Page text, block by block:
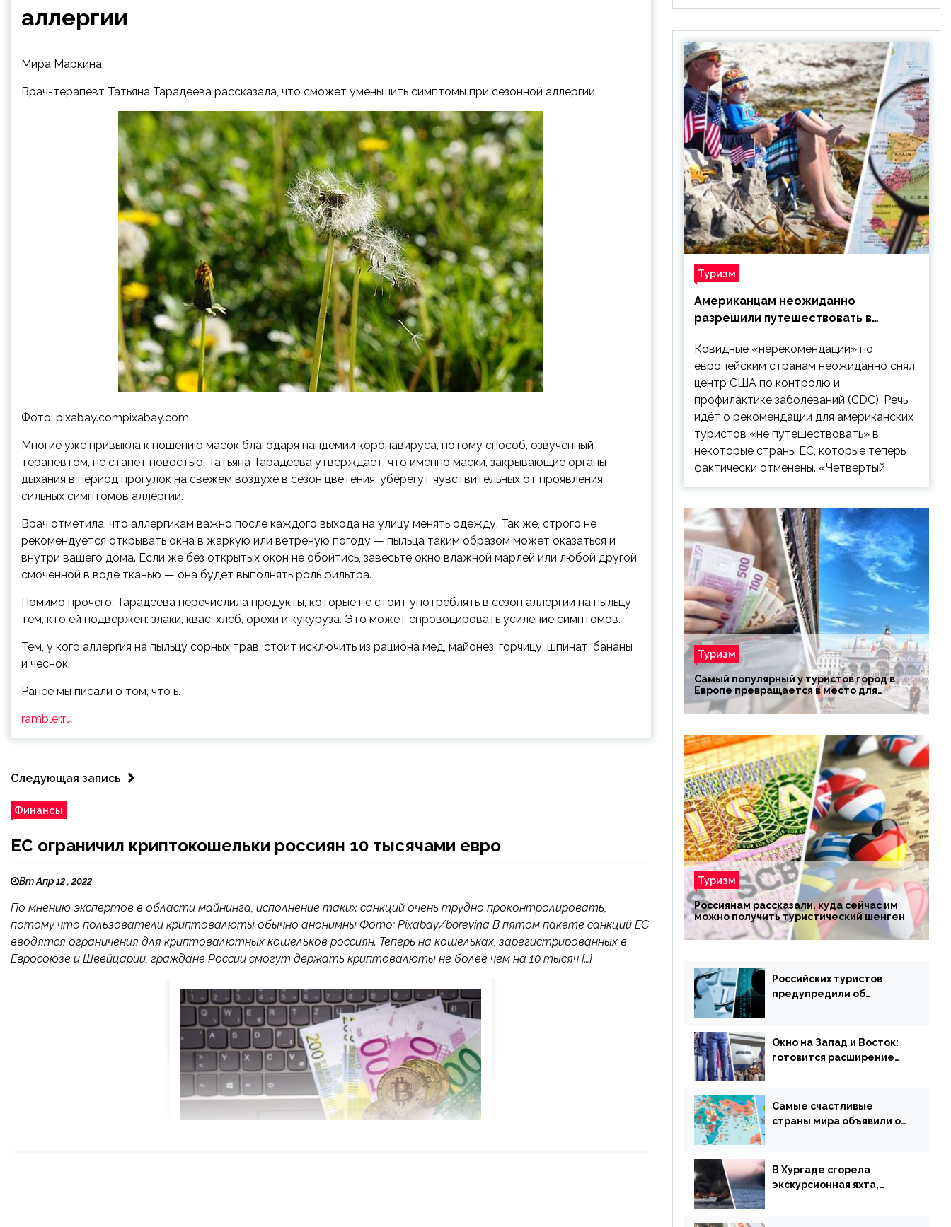
аллергии
Мира Маркина
Врач-терапевт Татьяна Тарадеева рассказала, что сможет уменьшить симптомы при сезонной аллергии.
Фото: pixabay.compixabay.com
Многие уже привыкла к ношению масок благодаря пандемии коронавируса, потому способ, озвученный
терапевтом, не станет новостью. Татьяна Тарадеева утверждает, что именно маски, закрывающие органы
дыхания в период прогулок на свежем воздухе в сезон цветения, уберегут чувствительных от проявления
сильных симптомов аллергии.
Врач отметила, что аллергикам важно после каждого выхода на улицу менять одежду. Так же, строго не
рекомендуется открывать окна в жаркую или ветреную погоду — пыльца таким образом может оказаться и
внутри вашего дома. Если же без открытых окон не обойтись, завесьте окно влажной марлей или любой другой
смоченной в воде тканью — она будет выполнять роль фильтра.
Помимо прочего, Тарадеева перечислила продукты, которые не стоит употреблять в сезон аллергии на пыльцу
тем, кто ей подвержен: злаки, квас, хлеб, орехи и кукуруза. Это может спровоцировать усиление симптомов.
Тем, у кого аллергия на пыльцу сорных трав, стоит исключить из рациона мед, майонез, горчицу, шпинат, бананы
и чеснок.
Ранее мы писали о том, что ь.
rambler.ru
Следующая запись
Финансы
ЕС ограничил криптокошельки россиян 10 тысячами евро
Вт Апр 12 , 2022
По мнению экспертов в области майнинга, исполнение таких санкций очень трудно проконтролировать,
потому что пользователи криптовалюты обычно анонимны Фото: Pixabay/borevina В пятом пакете санкций ЕС
вводятся ограничения для криптовалютных кошельков россиян. Теперь на кошельках, зарегистрированных в
Евросоюзе и Швейцарии, граждане России смогут держать криптовалюты не более чем на 10 тысяч […]
Туризм
Американцам неожиданно
разрешили путешествовать в
Ковидные «нерекомендации» по
европейским странам неожиданно снял
центр США по контролю и
профилактике заболеваний (CDC). Речь
идёт о рекомендации для американских
туристов «не путешествовать» в
некоторые страны ЕС, которые теперь
фактически отменены. «Четвертый
Туризм
Самый популярный у туристов город в
Европе превращается в место для
избранных
Туризм
Россиянам рассказали, куда сейчас им
можно получить туристический шенген
Российских туристов
предупредили об
мошенничества
Окно на Запад и Восток:
готовится расширение
страну
Самые счастливые
страны мира объявили об
В Хургаде сгорела
экскурсионная яхта,